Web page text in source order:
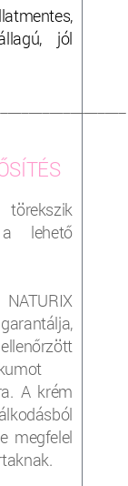
jól
lehető
A krém
megfelel